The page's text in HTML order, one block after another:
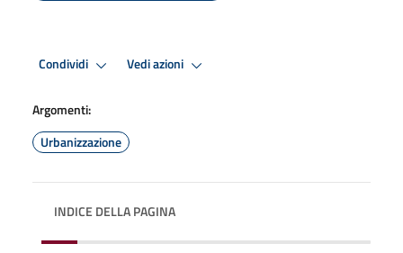
Condividi Vedi azioni
Argomenti:
Urbanizzazione
INDICE DELLA PAGINA